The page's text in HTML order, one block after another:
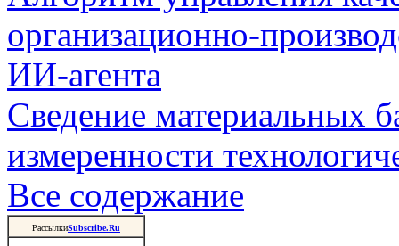
организационно-
ИИ-агента
Сведение материальных
измеренности
Все содержание
РассылкиSubscribe.Ru